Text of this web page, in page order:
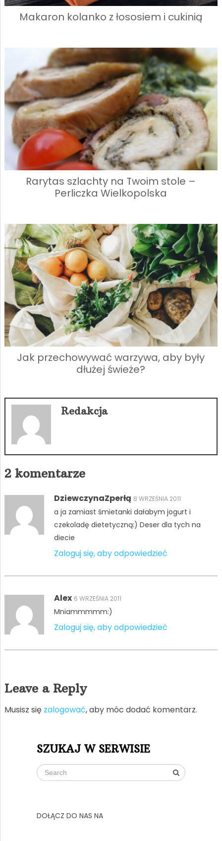
Makaron kolanko z łososiem i cukinią
Rarytas szlachty na Twoim stole –
Perliczka Wielkopolska
Jak przechowywać warzywa, aby były
dłużej świeże?
Redakcja
2 komentarze
DziewczynaZperłą 8 WRZEŚNIA 2011
a ja zamiast śmietanki dałabym jogurt i
czekoladę dietetyczną:) Deser dla tych na
diecie
Zaloguj się, aby odpowiedzieć
Alex 6 WRZEŚNIA 2011
Mniammmmm:)
Zaloguj się, aby odpowiedzieć
Leave a Reply
Musisz się zalogować, aby móc dodać komentarz.
SZUKAJ W SERWISIE
DOŁĄCZ DO NAS NA